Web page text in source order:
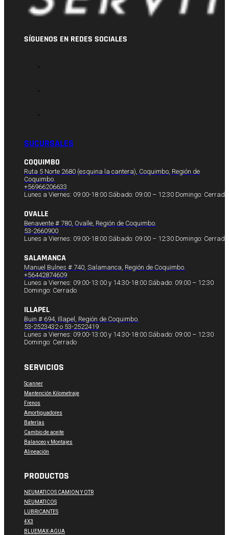
SÍGUENOS EN REDES SOCIALES
SUCURSALES
COQUIMBO
Ruta 5 Norte 2680 (esquina la cantera), Coquimbo, Región de
Coquimbo.
+56966206633
Lunes a Viernes: 09:00-18:00 Sábado: 09:00 – 12:30 Domingo: Cerrado
OVALLE
Benavente # 780, Ovalle, Región de Coquimbo.
53-2660900
Lunes a Viernes: 09:00-18:00 Sábado: 09:00 – 12:30 Domingo: Cerrado
SALAMANCA
Manuel Bulnes # 740, Salamanca, Región de Coquimbo.
+56442874609
Lunes a Viernes: 09:00-13:00 y 14:30-18:00 Sábado: 09:00 – 12:30
Domingo: Cerrado
ILLAPEL
Buin # 694, Illapel, Región de Coquimbo.
53-2523432 o 53-2522419
Lunes a Viernes: 09:00-13:00 y 14:30-18:00 Sábado: 09:00 – 12:30
Domingo: Cerrado
SERVICIOS
Scanner
Mantención Kilometraje
Frenos
Amortiguadores
Baterías
Cambio de aceite
Balanceo y Montajes
Alineación
PRODUCTOS
NEUMATICOS CAMION Y OTR
NEUMATICOS
LUBRICANTES
4X3
BLUEMAX-AGUA